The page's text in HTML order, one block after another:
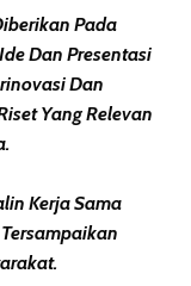
Pada
Dan Presentasi
Dan
Yang Relevan
Kerja Sama